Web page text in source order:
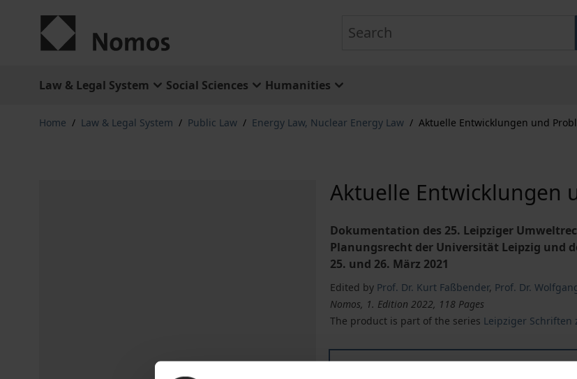
Law & Legal System Social Sciences Humanities
Home / Law & Legal System / Public Law / Energy Law, Nuclear Energy Law / Aktuelle Entwicklungen und
Aktuelle Entwicklungen
Dokumentation des 25. Leipziger
Planungsrecht der Universität Leipzig und
25. und 26. März 2021
Edited by Prof. Dr. Kurt Faßbender, Prof. Dr.
Nomos, 1. Edition 2022, 118 Pages
The product is part of the series Leipziger Schriften
Aktuelle Entwicklungen und Probleme beim